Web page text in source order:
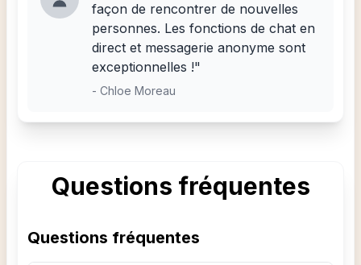
façon de rencontrer de nouvelles
personnes. Les fonctions de chat en
direct et messagerie anonyme sont
exceptionnelles !"
- Chloe Moreau
Questions fréquentes
Questions fréquentes